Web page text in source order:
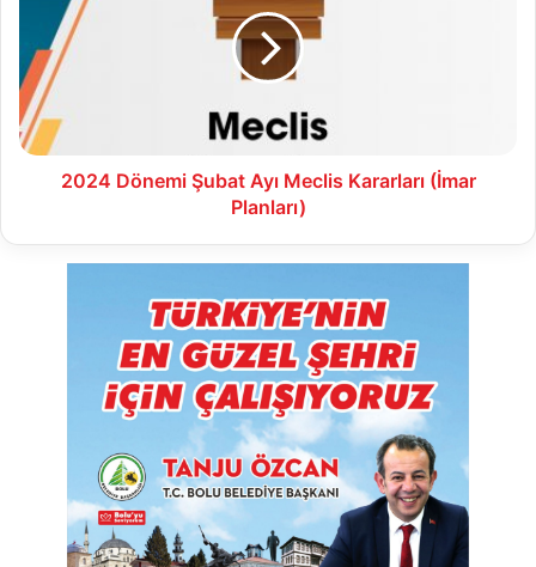
Meclis
Kararları
(İmar
Planları)
2024 Dönemi Şubat Ayı Meclis Kararları (İmar
Planları)